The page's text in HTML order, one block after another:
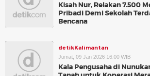
Kisah Nur, Relakan 7.500
Pribadi Demi Sekolah
Bencana
detikKalimantan
Jumat, 09 Jan 2026 16:00 WIB
Kala Pengusaha di